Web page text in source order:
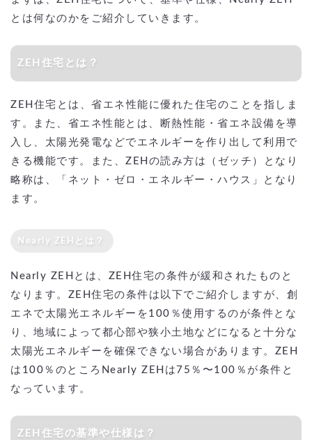
とは何なのかをご紹介していきます。
ZEH住宅とは？
ZEH住宅とは、省エネ性能に優れた住宅のことを指しま
す。また、省エネ性能とは、断熱性能・省エネ設備を導
入し、太陽光発電などでエネルギーを作り出して利用で
きる機能です。また、ZEHの読み方は（ゼッチ）となり
略称は、「ネット・ゼロ・エネルギー・ハウス」となり
ます。
Nearly ZEHとは？
Nearly ZEHとは、ZEH住宅の条件が緩和されたものと
なります。ZEH住宅の条件は以下でご紹介しますが、創
エネで太陽光エネルギーを100％使用するのが条件とな
り、地域によって都心部や狭小土地などになると十分な
太陽光エネルギーを確保できない場合があります。ZEH
は100％のところNearly ZEHは75％〜100％が条件と
なっています。
ZEH住宅の基準や仕様は？